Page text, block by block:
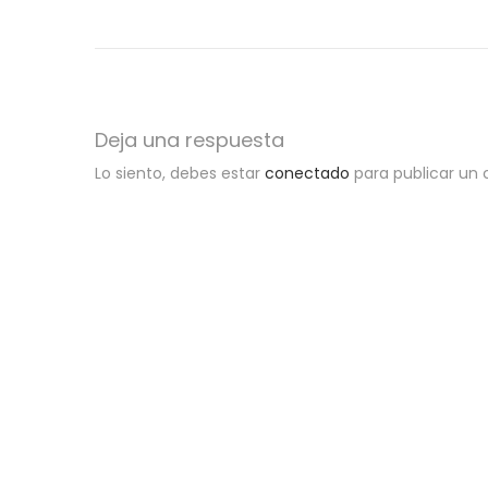
Deja una respuesta
Lo siento, debes estar conectado para publicar un